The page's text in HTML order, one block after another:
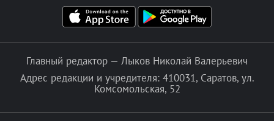
Главный редактор — Лыков Николай Валерьевич
Адрес редакции и учредителя: 410031, Саратов, ул.
Комсомольская, 52